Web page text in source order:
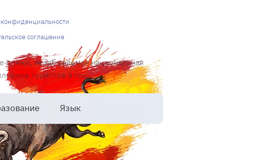
незабываемая национальная
туристов в год.
Язык
соглашение